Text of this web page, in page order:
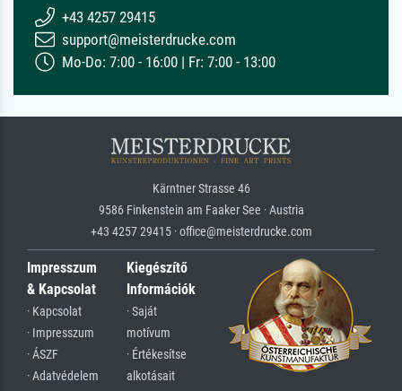
+43 4257 29415
support@meisterdrucke.com
Mo-Do: 7:00 - 16:00 | Fr: 7:00 - 13:00
Kärntner Strasse 46
9586 Finkenstein am Faaker See · Austria
+43 4257 29415 · office@meisterdrucke.com
Impresszum
& Kapcsolat
· Kapcsolat
· Impresszum
· ÁSZF
· Adatvédelem
Kiegészítő
Információk
· Saját
motívum
· Értékesítse
alkotásait